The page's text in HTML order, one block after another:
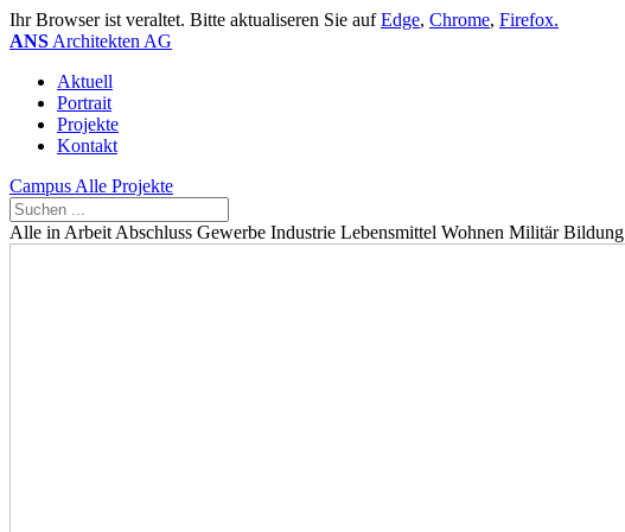
Ihr Browser ist veraltet. Bitte aktualiseren Sie aufEdge, Chrome, Firefox.
ANS Architekten AG
Aktuell
Portrait
Projekte
Kontakt
Campus Alle Projekte
Alle in Arbeit Abschluss Gewerbe Industrie Lebensmittel Wohnen MilitärBildung